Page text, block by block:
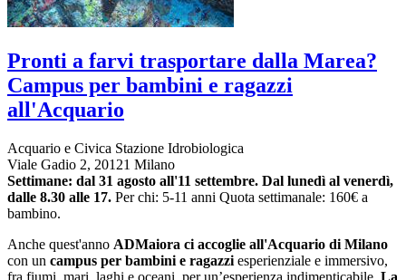
Pronti a farvi trasportare dalla Marea?
Campus per bambini e ragazzi
all'Acquario
Acquario e Civica Stazione Idrobiologica
Viale Gadio 2, 20121 Milano
Settimane: dal 31 agosto all'11 settembre. Dal lunedì al venerdì,
dalle 8.30 alle 17. Per chi: 5-11 anni Quota settimanale: 160€ a
bambino.
Anche quest'anno ADMaiora ci accoglie all'Acquario di Milano
con un campus per bambini e ragazzi esperienziale e immersivo,
fra fiumi, mari, laghi e oceani, per un’esperienza indimenticabile. La